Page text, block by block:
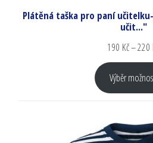
Plátěná taška pro paní
učit..."
190 Kč–220
Výběr